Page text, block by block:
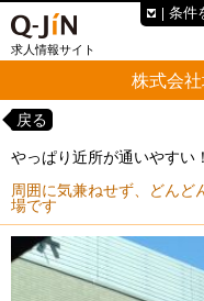
求人情報サイト
株式会
戻る
やっぱり近所が通いやすい
周囲に気兼ねせず、どんど
場です
条件